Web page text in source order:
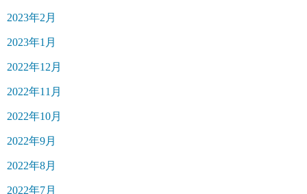
2023年2月
2023年1月
2022年12月
2022年11月
2022年10月
2022年9月
2022年8月
2022年7月